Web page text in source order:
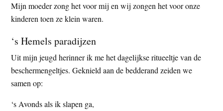
Mijn moeder zong het voor mij en wij zongen het voor onze
kinderen toen ze klein waren.
‘s Hemels paradijzen
Uit mijn jeugd herinner ik me het dagelijkse ritueeltje van de
beschermengeltjes. Geknield aan de bedderand zeiden we
samen op:
‘s Avonds als ik slapen ga,